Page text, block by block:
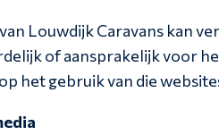
Louwdijk Caravans kan
of aansprakelijk voor
het gebruik van die